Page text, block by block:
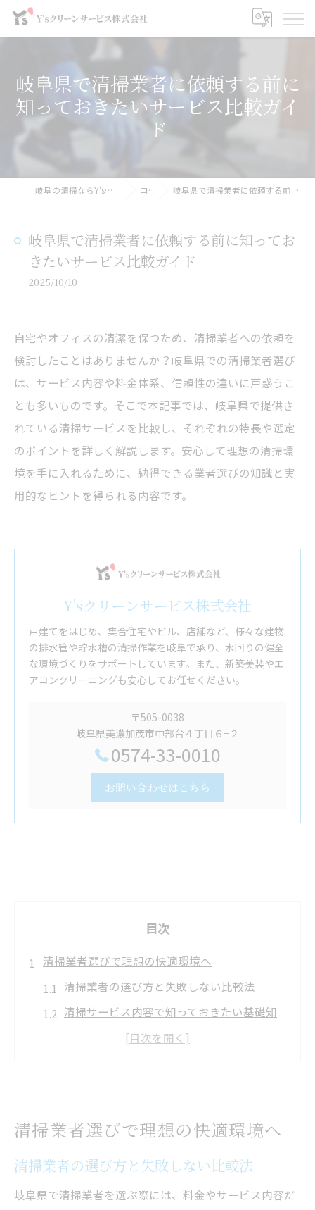
岐阜県で清掃業者に依頼する前に
知っておきたいサービス比較ガイ
ド
岐阜の清掃ならY'sクリーンサービス株式会社 コラム 岐阜県で清掃業者に依頼する前に知っておきたいサービス比較ガイド
岐阜県で清掃業者に依頼する前に知ってお
きたいサービス比較ガイド
2025/10/10
自宅やオフィスの清潔を保つため、清掃業者への依頼を
検討したことはありませんか？岐阜県での清掃業者選び
は、サービス内容や料金体系、信頼性の違いに戸惑うこ
とも多いものです。そこで本記事では、岐阜県で提供さ
れている清掃サービスを比較し、それぞれの特長や選定
のポイントを詳しく解説します。安心して理想の清掃環
境を手に入れるために、納得できる業者選びの知識と実
用的なヒントを得られる内容です。
Y'sクリーンサービス株式会社
戸建てをはじめ、集合住宅やビル、店舗など、様々な建物
の排水管や貯水槽の清掃作業を岐阜で承り、水回りの健全
な環境づくりをサポートしています。また、新築美装やエ
アコンクリーニングも安心してお任せください。
〒505-0038
岐阜県美濃加茂市中部台４丁目６−２
0574-33-0010
お問い合わせはこちら
目次
清掃業者選びで理想の快適環境へ
清掃業者の選び方と失敗しない比較法
清掃サービス内容で知っておきたい基礎知
安心できる清掃サービスの選定術
清掃サービスの安心感を見極めるポイント
清掃業者選びで理想の快適環境へ
清掃業者の選び方と失敗しない比較法
岐阜県で清掃業者を選ぶ際には、料金やサービス内容だ